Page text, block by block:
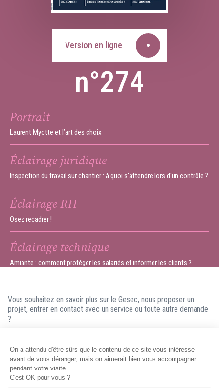
Version en ligne
n°274
Portrait
Laurent Myotte et l’art des choix
Éclairage juridique
Inspection du travail sur chantier : à quoi s'attendre lors d'un contrôle ?
Éclairage RH
Osez recadrer !
Éclairage technique
Amiante : comment protéger les salariés et informer les clients ?
Vous souhaitez en savoir plus sur le Gesec, nous proposer un
projet, entrer en contact avec un service ou toute autre demande
?
répondre dans les meilleurs délais.